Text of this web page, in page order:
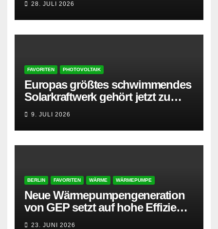
28. JULI 2026
FAVORITEN PHOTOVOLTAIK
Europas größtes schwimmendes
Solarkraftwerk gehört jetzt zu
AMPYR
9. JULI 2026
BERLIN FAVORITEN WÄRME WÄRMEPUMPE
Neue Wärmepumpengeneration
von GEP setzt auf hohe Effizienz
und besonders leisen Betrieb
23. JUNI 2026